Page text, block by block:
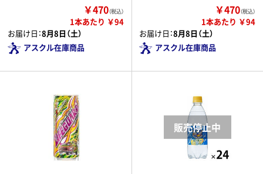
￥470（税込）
1本あたり ￥94
お届け日：8月8日（土）
アスクル在庫商品
￥470（税込）
1本あたり ￥94
お届け日：8月8日（土）
アスクル在庫商品